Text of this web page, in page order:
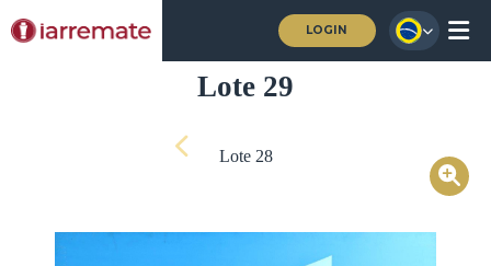
LOGIN
Lote 29
Lote 28